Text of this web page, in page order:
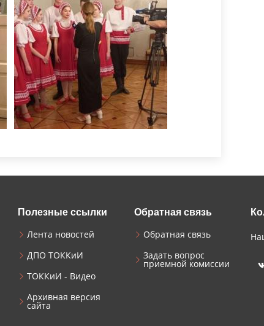
Полезные ссылки
Лента новостей
ДПО ТОККиИ
ТОККиИ - Видео
Архивная версия
сайта
Обратная связь
Обратная связь
Задать вопрос
приемной комиссии